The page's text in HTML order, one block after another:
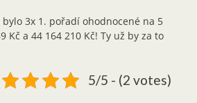
3x 1. pořadí ohodnocené na 5
Kč a 44 164 210 Kč! Ty už by za to
5/5 - (2 votes)